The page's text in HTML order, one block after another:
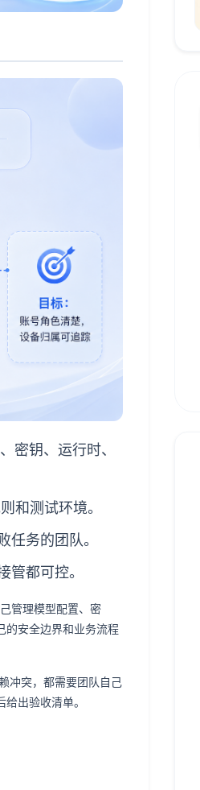
密钥、运行时、
和测试环境。
务的团队。
都可控。
管理模型配置、密
的安全边界和业务流程
冲突，都需要团队自己
出验收清单。